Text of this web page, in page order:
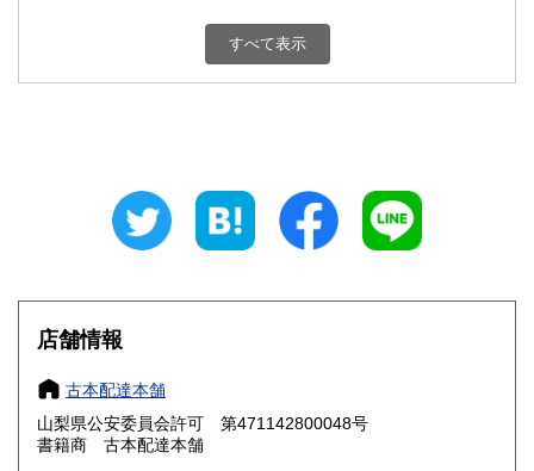
800円 富山県
800円 三重県
大阪府
奈良県
鳥取県 800円 島根県
すべて表示
店舗情報
古本配達本舗
山梨県公安委員会許可 第471142800048号
書籍商 古本配達本舗